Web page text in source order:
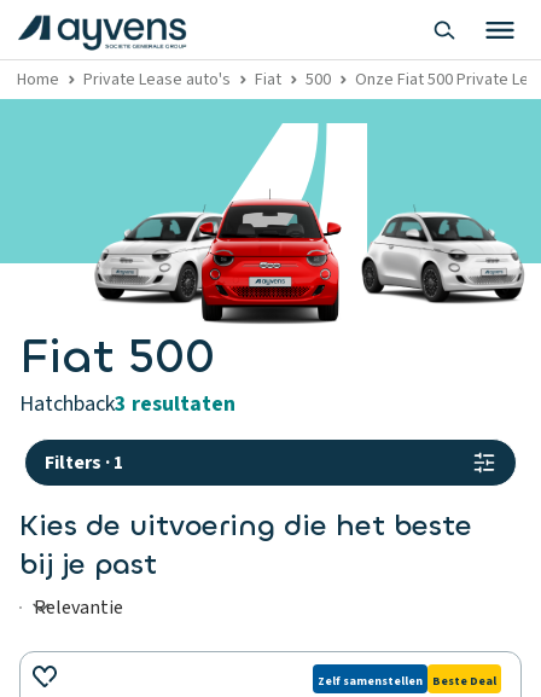
Home Private Lease auto's Fiat 500 Onze Fiat 500 Private
Fiat 500
hatchback3 resultaten
Filters ·1
Kies de uitvoering die het beste
bij je past
Zelf samenstellen Beste Deal